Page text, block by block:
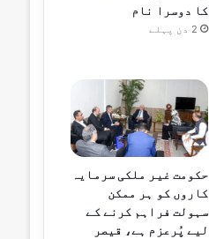
کا دوسرا نام
2 دن پہلے
حکومت غیر ملکی سرمایہ
کاروں کو ہر ممکن
سہولت فراہم کرنے کے
لیے پُرعزم ہے، قیصر